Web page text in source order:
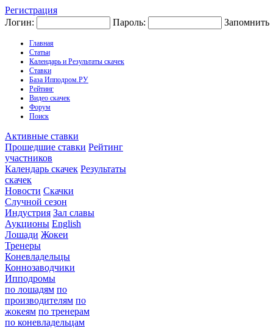
Регистрация
Логин:
Пароль: Запомнить
Главная
Статьи
Календарь и Результаты скачек
Ставки
База Ипподром.РУ
Рейтинг
Видео скачек
Форум
Поиск
Активные ставки
Прошедшие ставки Рейтинг
участников
Календарь скачек Результаты
скачек
Новости Скачки
Случной сезон
Индустрия Зал славы
Аукционы English
Лошади Жокеи
Тренеры
Коневладельцы
Коннозаводчики
Ипподромы
по лошадям по
производителям по
жокеям по тренерам
по коневладельцам